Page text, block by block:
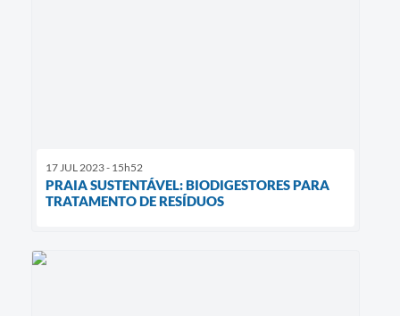
17 JUL 2023 - 15h52
PRAIA SUSTENTÁVEL: BIODIGESTORES PARA
TRATAMENTO DE RESÍDUOS